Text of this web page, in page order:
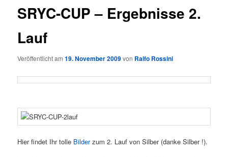
SRYC-CUP – Ergebnisse 2.
Lauf
Veröffentlicht am19. November 2009von Ralfo Rossini
Hier findet Ihr tolle Bilderzum 2. Lauf von Silber (danke Silber !).